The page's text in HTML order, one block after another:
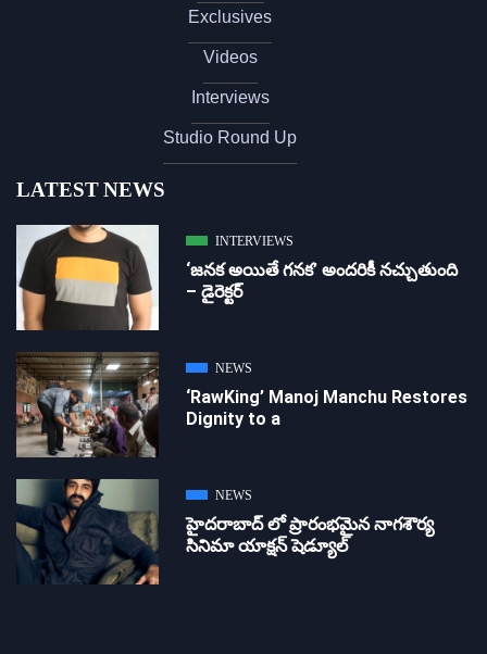
Exclusives
Videos
Interviews
Studio Round Up
LATEST NEWS
INTERVIEWS
‘జ‌న‌క అయితే గ‌న‌క‌’ అందరికీ నచ్చుతుంది
– డైరెక్ట‌ర్
NEWS
‘RawKing’ Manoj Manchu Restores
Dignity to a
NEWS
హైదరాబాద్ లో ప్రారంభమైన నాగశౌర్య
సినిమా యాక్షన్ షెడ్యూల్